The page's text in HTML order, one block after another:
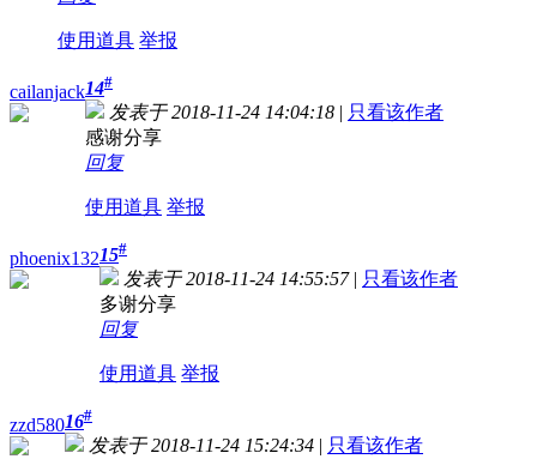
使用道具 举报
cailanjack14#
发表于 2018-11-24 14:04:18 | 只看该作者
感谢分享
回复
使用道具 举报
phoenix13215#
发表于 2018-11-24 14:55:57 | 只看该作者
多谢分享
回复
使用道具 举报
zzd58016#
发表于 2018-11-24 15:24:34 | 只看该作者